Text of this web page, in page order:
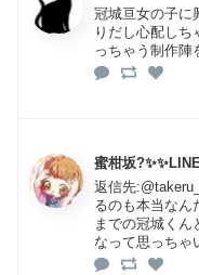
冠城亘女の子に
りだし心配しち
っちゃう制作陣
蜜柑坂
返信先
るのも本当なん
までの冠城くん
なって思っちゃ